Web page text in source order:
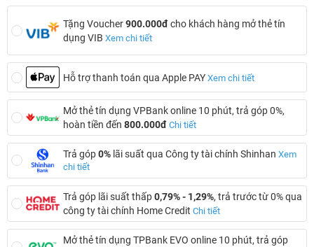
Tặng Voucher900.000đcho khách hàng mở thẻ tín
dụng VIB Xem chi tiết
Hỗ trợ thanh toán qua Apple PAY Xem chi tiết
Mở thẻ tín dụng VPBank online 10 phút, trả góp 0%,
hoàn tiền đến 800.000đ Chi tiết
Trả góp0% lãi suất qua Công ty tài chính Shinhan Xem
chi tiết
Trả góp lãi suất thấp0,79% - 1,29%, trả trước từ 0% qua
công ty tài chính Home Credit Chi tiết
Mở thẻ tín dụng TPBank EVO online 10 phút, trả góp